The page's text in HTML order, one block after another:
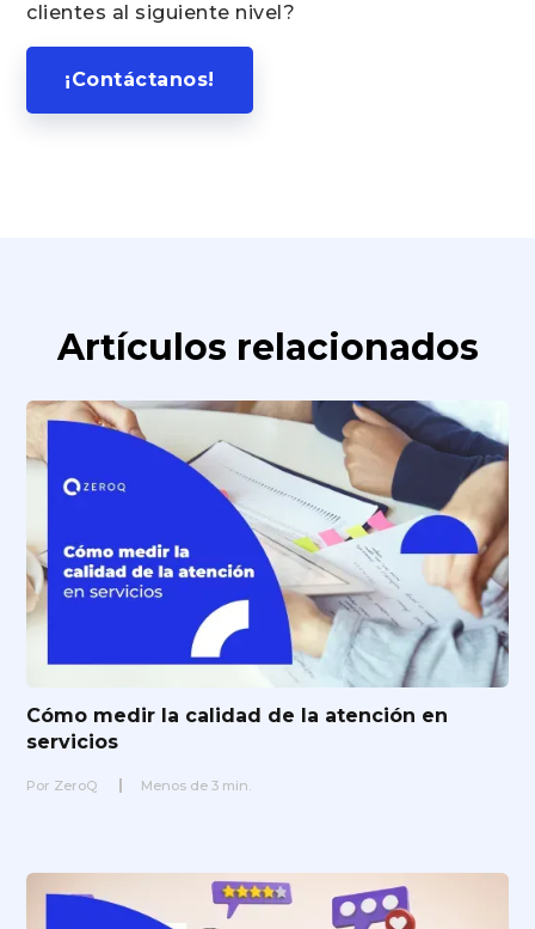
clientes al siguiente nivel?
¡Contáctanos!
Artículos relacionados
Cómo medir la calidad de la atención en
servicios
Por ZeroQ Menos de 3 min.